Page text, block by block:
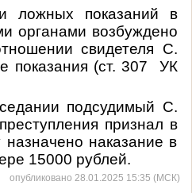
ложных показаний в
органами возбуждено
свидетеля С.
показания (ст. 307 УК
подсудимый С.
признал в
наказание в
15000 рублей.
опубликовано 28.01.2025 15:35 (МСК)